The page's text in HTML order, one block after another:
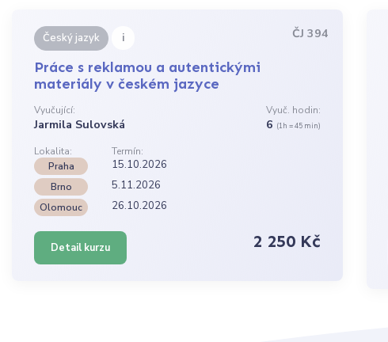
Český jazyk i ČJ 394
Práce s reklamou a autentickými
materiály v českém jazyce
Vyučující:
Jarmila Sulovská
Vyuč. hodin:
6 (1h = 45 min)
Lokalita:
Termín:
Praha
15.10.2026
Brno 5.11.2026
Olomouc 26.10.2026
Detail kurzu 2 250 Kč